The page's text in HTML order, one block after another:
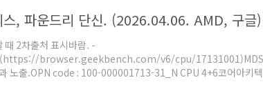
타겟 4GHzN3P 공정 Perseu..
스, 파운드리 단신. (2026.04.06. AMD, 구글)
때 2차출처 표시바람. -
browser.geekbench.com/v6/cpu/
노출.OPN code : 100-000001713-31_N CPU 4+6코어아키